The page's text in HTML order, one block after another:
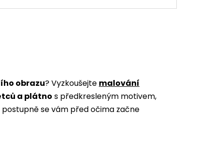
obrazu? Vyzkoušejte malování
a plátno s předkresleným motivem,
se vám před očima začne